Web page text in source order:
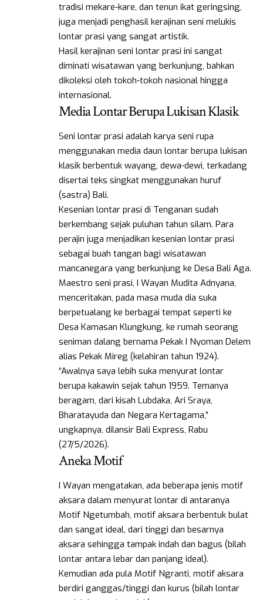
tradisi mekare-kare, dan tenun ikat geringsing,
juga menjadi penghasil kerajinan seni melukis
lontar prasi yang sangat artistik.
Hasil kerajinan seni lontar prasi ini sangat
diminati wisatawan yang berkunjung, bahkan
dikoleksi oleh tokoh-tokoh nasional hingga
internasional.
Media Lontar Berupa Lukisan Klasik
Seni lontar prasi adalah karya seni rupa
menggunakan media daun lontar berupa lukisan
klasik berbentuk wayang, dewa-dewi, terkadang
disertai teks singkat menggunakan huruf
(sastra) Bali.
Kesenian lontar prasi di Tenganan sudah
berkembang sejak puluhan tahun silam. Para
perajin juga menjadikan kesenian lontar prasi
sebagai buah tangan bagi wisatawan
mancanegara yang berkunjung ke Desa Bali Aga.
Maestro seni prasi, I Wayan Mudita Adnyana,
menceritakan, pada masa muda dia suka
berpetualang ke berbagai tempat seperti ke
Desa Kamasan Klungkung, ke rumah seorang
seniman dalang bernama Pekak I Nyoman Delem
alias Pekak Mireg (kelahiran tahun 1924).
“Awalnya saya lebih suka menyurat lontar
berupa kakawin sejak tahun 1959. Temanya
beragam, dari kisah Lubdaka, Ari Sraya,
Bharatayuda dan Negara Kertagama,”
ungkapnya, dilansir Bali Express, Rabu
(27/5/2026).
Aneka Motif
I Wayan mengatakan, ada beberapa jenis motif
aksara dalam menyurat lontar di antaranya
Motif Ngetumbah, motif aksara berbentuk bulat
dan sangat ideal, dari tinggi dan besarnya
aksara sehingga tampak indah dan bagus (bilah
lontar antara lebar dan panjang ideal).
Kemudian ada pula Motif Ngranti, motif aksara
berdiri ganggas/tinggi dan kurus (bilah lontar